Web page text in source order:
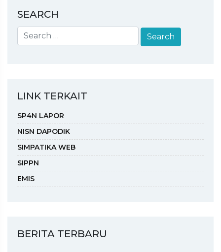
SEARCH
LINK TERKAIT
SP4N LAPOR
NISN DAPODIK
SIMPATIKA WEB
SIPPN
EMIS
BERITA TERBARU